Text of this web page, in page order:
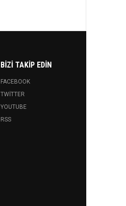
BIZI TAKIP EDIN
FACEBOOK
TWITTER
YOUTUBE
RSS